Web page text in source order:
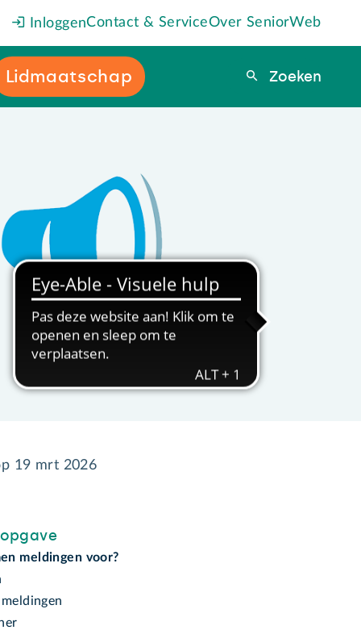
InloggenContact & ServiceOver SeniorWeb
Lidmaatschap Zoeken
Zoeken
19 mrt 2026
meldingen voor?